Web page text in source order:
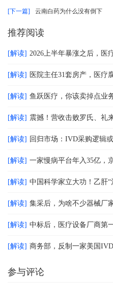
[下一篇] 云南白药为什么没有倒下
推荐阅读
[解读] 2026上半年暴涨之后，医
[解读] 医院主任31套房产，医疗
[解读] 鱼跃医疗，你该卖掉点业
[解读] 震撼！营收击败罗氏、礼
[解读] 回归市场：IVD采购逻辑
[解读] 一家慢病平台年入35亿，
[解读] 中国科学家立大功！乙肝“
[解读] 集采后，为啥不少器械厂
[解读] 中标后，医疗设备厂商第
[解读] 商务部，反制一家美国IVD
参与评论